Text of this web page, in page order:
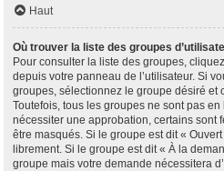
Haut
Où trouver la liste des groupes
Pour consulter la liste des groupes,
depuis votre panneau de l’utilisateur. Si
groupes, sélectionnez le groupe désiré et
Toutefois, tous les groupes ne sont pas
nécessiter une approbation, certains sont
être masqués. Si le groupe est dit «
librement. Si le groupe est dit « À la
groupe mais votre demande nécessitera